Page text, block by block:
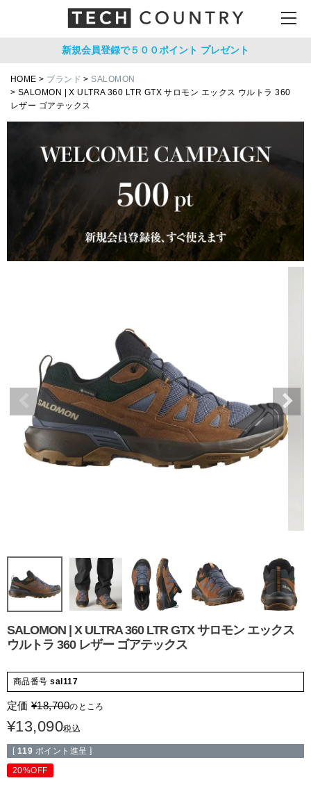
新規会員登録で５００ポイント プレゼント
HOME ブランド
SALOMON
SALOMON | X ULTRA 360 LTR GTX サロモン エックス ウルトラ 360
レザー ゴアテックス
SALOMON | X ULTRA 360 LTR GTX サロモン エックス
ウルトラ 360 レザー ゴアテックス
商品番号 sal117
定価 ¥18,700のところ
¥13,090税込
[ 119 ポイント進呈 ]
20%OFF